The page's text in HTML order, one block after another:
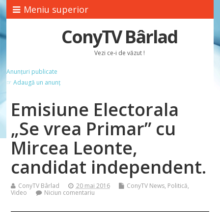
Meniu superior
ConyTV Bârlad
Vezi ce-i de văzut !
Anunțuri publicate
☞ Adaugă un anunț
Emisiune Electorala
„Se vrea Primar” cu
Mircea Leonte,
candidat independent.
ConyTV Bârlad 20 mai 2016 ConyTV News, Politică,
Video
Niciun comentariu